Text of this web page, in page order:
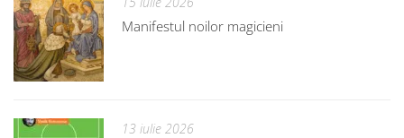
Manifestul noilor magicieni
13 iulie 2026